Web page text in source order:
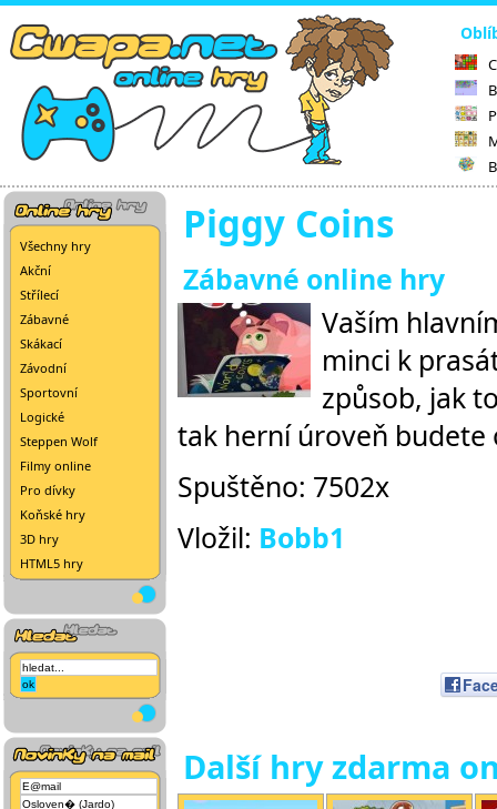
Všechny hry
Akční
Střílecí
Zábavné
Skákací
Závodní
Sportovní
Logické
Steppen Wolf
Filmy online
Pro dívky
Koňské hry
3D hry
HTML5 hry
Piggy Coins
Zábavné online hry
Vaším
minci k
způsob, jak
tak herní úroveň budete
Spuštěno: 7502x
Vložil: Bobb1
Další hry zdarma